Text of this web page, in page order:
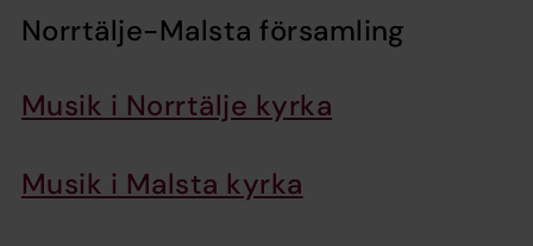
Norrtälje-Malsta församling
Musik i Norrtälje kyrka
Musik i Malsta kyrka